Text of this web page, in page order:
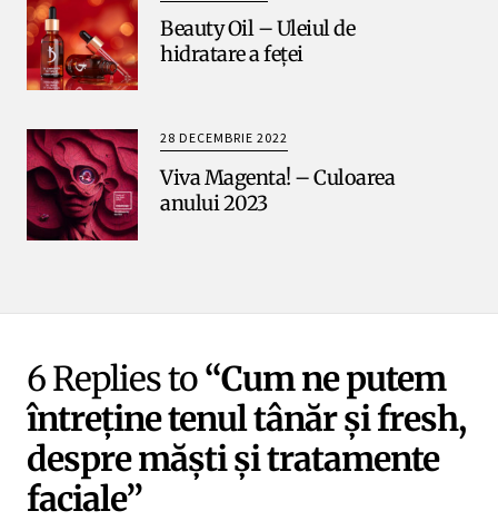
Beauty Oil – Uleiul de
hidratare a feței
28 DECEMBRIE 2022
Viva Magenta! – Culoarea
anului 2023
6 Replies to“Cum ne putem
întreține tenul tânăr și fresh,
despre măști și tratamente
faciale”